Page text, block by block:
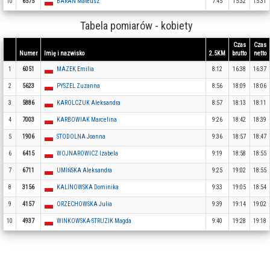
Tabela pomiarów - kobiety
Numer Imię i nazwisko 2.5KM
Czas
brutto
Czas
netto
1 6051 MAZEK Emilia 8:12 16:38 16:37
2 5623 PYSZEL Zuzanna 8:56 18:09 18:06
3 5886 KAROLCZUK Aleksandra 8:57 18:13 18:11
4 7003 KARBOWIAK Marcelina 9:26 18:42 18:39
5 1906 STODOLNA Joanna 9:36 18:57 18:47
6 6415 WOJNAROWICZ Izabela 9:19 18:58 18:55
7 6711 UMIŃSKA Aleksandra 9:25 19:02 18:55
8 3156 KALINOWSKA Dominika 9:33 19:05 18:54
9 4157 ORZECHOWSKA Julia 9:39 19:14 19:02
10 4937 WINKOWSKA-STRUZIK Magda 9:40 19:28 19:18